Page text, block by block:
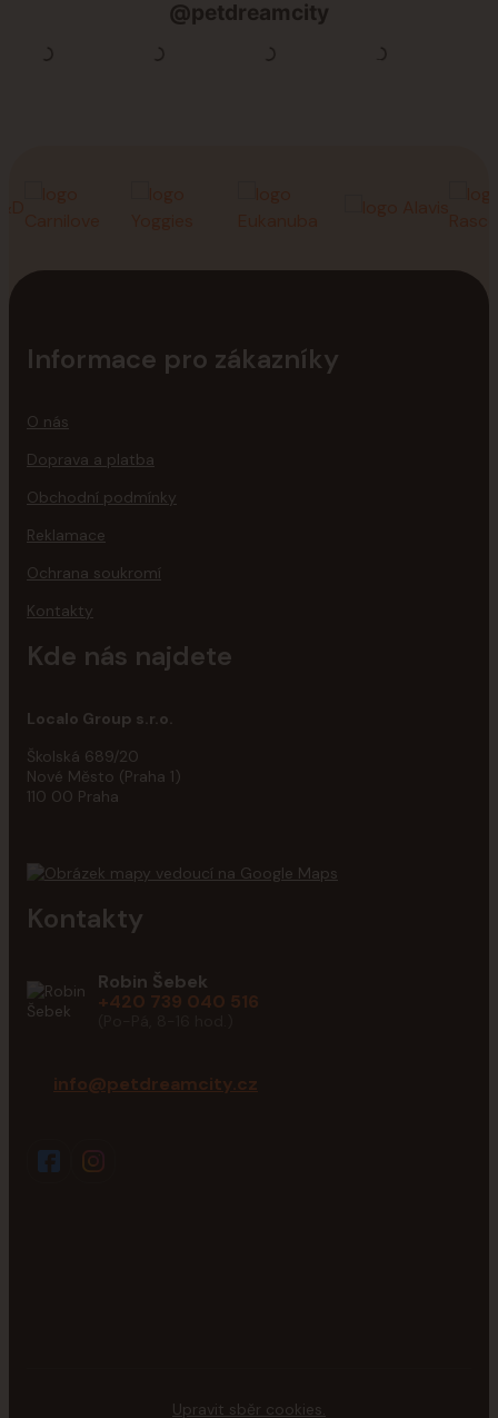
Informace pro zákazníky
O nás
Doprava a platba
Obchodní podmínky
Reklamace
Ochrana soukromí
Kontakty
Kde nás najdete
Localo Group s.r.o.
Školská 689/20
Nové Město (Praha 1)
110 00 Praha
Kontakty
Robin Šebek
+420 739 040 516
info@petdreamcity.cz
Upravit sběr cookies.